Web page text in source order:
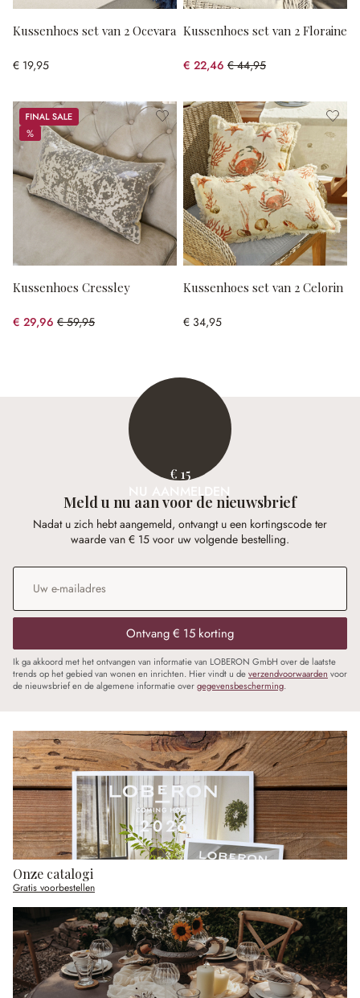
Kussenhoes set van 2 Ocevara
€ 19,95
Kussenhoes set van 2 Floraine
€ 22,46 € 44,95
(50.03% gespart)
Sale
%
%
Kussenhoes Cressley
€ 29,96 € 59,95
(50.03% gespart)
Kussenhoes set van 2 Celorin
€ 34,95
€ 15
NU AANMELDEN
Meld u nu aan voor de nieuwsbrief
Nadat u zich hebt aangemeld, ontvangt u een kortingscode ter
waarde van € 15 voor uw volgende bestelling.
E-mailadres
Ontvang € 15 korting
Ik ga akkoord met het ontvangen van informatie van LOBERON GmbH over de laatste
trends op het gebied van wonen en inrichten. Hier vindt u deverzendvoorwaarden voor
de nieuwsbrief en de algemene informatie overgegevensbescherming.
Onze catalogi
Gratis voorbestellen